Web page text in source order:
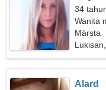
34
Wanita
Märsta
Alard